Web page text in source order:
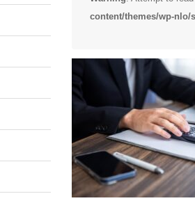
content/themes/wp-nlo/